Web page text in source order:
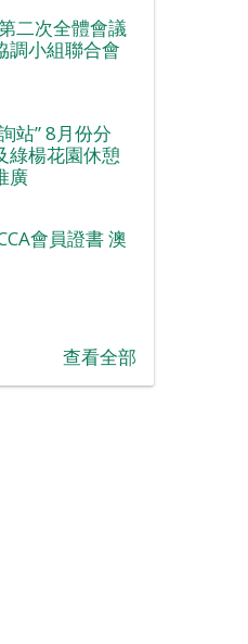
二次全體會議
調小組聯合會
站” 8月份分
綠楊花園休憩
廣
會員證書 澳
查看全部